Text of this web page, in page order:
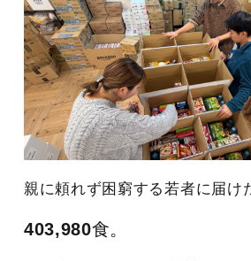
親に頼れず困窮する若者に届け
403,980食。